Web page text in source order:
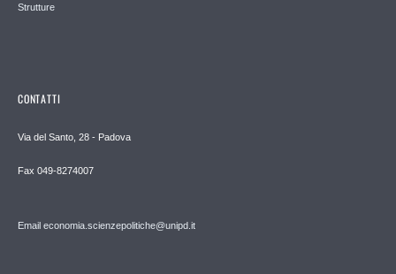
Strutture
CONTATTI
Via del Santo, 28 - Padova
Fax 049-8274007
Email economia.scienzepolitiche@unipd.it